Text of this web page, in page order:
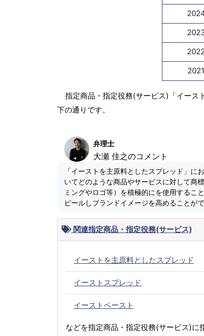
2022
2021
指定商品・指定役務(サービス)「イース
下の通りです。
弁理士
大瀬 佳之のコメント
「イーストを主原料としたスプレッド」
いてどのような商品やサービスに対して商
ミングやロゴ等）を積極的にを使用するこ
ピールしブランドイメージを高めることがで
関連指定商品・指定役務(サービス)
イーストを主原料としたスプレッド
イーストスプレッド
イーストペースト
などを指定商品・指定役務(サービス)に